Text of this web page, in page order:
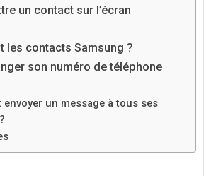
un contact sur l’écran
les contacts Samsung ?
son numéro de téléphone
envoyer un message à tous ses